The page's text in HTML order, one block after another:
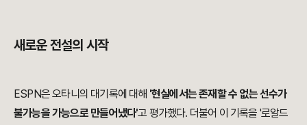
새로운 전설의 시작
ESPN은 오타니의 대기록에 대해 '현실에서는 존재할 수 없는 선수가
불가능을 가능으로 만들어냈다'고 평가했다. 더불어 이 기록을 '로알드